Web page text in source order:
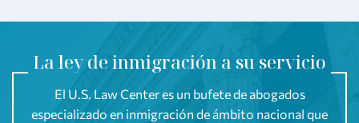
La ley de inmigración a su servicio
El U.S. Law Center es un bufete de abogados
especializado en inmigración de ámbito nacional que